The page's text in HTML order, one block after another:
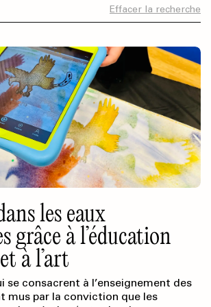
Effacer la recherche
les eaux
grâce à l’éducation
à l’art
se consacrent à l’enseignement des
mus par la conviction que les